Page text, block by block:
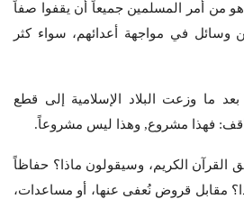
صَاغِرُونَ} (التوبة:29) هو من أمر المسلمين جميعاً أن يقفوا صفاً
وسائل في مواجهة أعدائهم، سواء كثر
بعد ما وزعت البلاد الإسلامية إلى قطع
فهذا مشروع, وهذا ليس مشروعاً.
الكريم، وسيقولون ماذا؟ حفاظاً
مقابل قروض نُعفى عنها، أو مساعدات،